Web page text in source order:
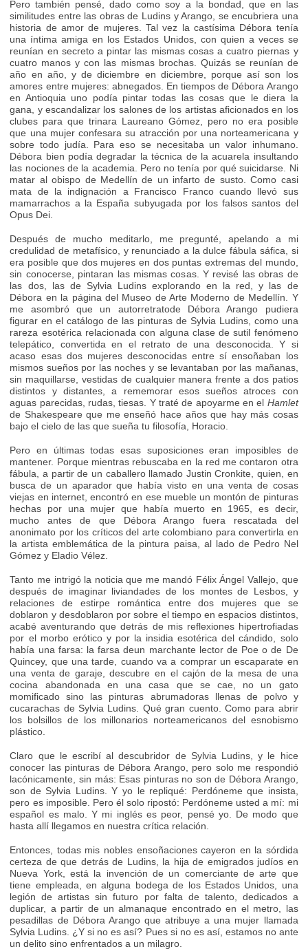
Pero también pensé, dado como soy a la bondad, que en las
similitudes entre las obras de Ludins y Arango, se encubriera una
historia de amor de mujeres. Tal vez la castísima Débora tenía
una íntima amiga en los Estados Unidos, con quien a veces se
reunían en secreto a pintar las mismas cosas a cuatro piernas y
cuatro manos y con las mismas brochas. Quizás se reunían de
año en año, y de diciembre en diciembre, porque así son los
amores entre mujeres: abnegados. En tiempos de Débora Arango
en Antioquia uno podía pintar todas las cosas que le diera la
gana, y escandalizar los salones de los artistas aficionados en los
clubes para que trinara Laureano Gómez, pero no era posible
que una mujer confesara su atracción por una norteamericana y
sobre todo judía. Para eso se necesitaba un valor inhumano.
Débora bien podía degradar la técnica de la acuarela insultando
las nociones de la academia. Pero no tenía por qué suicidarse. Ni
matar al obispo de Medellín de un infarto de susto. Como casi
mata de la indignación a Francisco Franco cuando llevó sus
mamarrachos a la España subyugada por los falsos santos del
Opus Dei.
Después de mucho meditarlo, me pregunté, apelando a mi
credulidad de metafísico, y renunciado a la dulce fábula sáfica, si
era posible que dos mujeres en dos puntas extremas del mundo,
sin conocerse, pintaran las mismas cosas. Y revisé las obras de
las dos, las de Sylvia Ludins explorando en la red, y las de
Débora en la página del Museo de Arte Moderno de Medellín. Y
me asombró que un autorretratode Débora Arango pudiera
figurar en el catálogo de las pinturas de Sylvia Ludins, como una
rareza esotérica relacionada con alguna clase de sutil fenómeno
telepático, convertida en el retrato de una desconocida. Y si
acaso esas dos mujeres desconocidas entre sí ensoñaban los
mismos sueños por las noches y se levantaban por las mañanas,
sin maquillarse, vestidas de cualquier manera frente a dos patios
distintos y distantes, a rememorar esos sueños atroces con
aguas parecidas, rudas, tiesas. Y traté de apoyarme en el Hamlet
de Shakespeare que me enseñó hace años que hay más cosas
bajo el cielo de las que sueña tu filosofía, Horacio.
Pero en últimas todas esas suposiciones eran imposibles de
mantener. Porque mientras rebuscaba en la red me contaron otra
fábula, a partir de un caballero llamado Justin Cronkite, quien, en
busca de un aparador que había visto en una venta de cosas
viejas en internet, encontró en ese mueble un montón de pinturas
hechas por una mujer que había muerto en 1965, es decir,
mucho antes de que Débora Arango fuera rescatada del
anonimato por los críticos del arte colombiano para convertirla en
la artista emblemática de la pintura paisa, al lado de Pedro Nel
Gómez y Eladio Vélez.
Tanto me intrigó la noticia que me mandó Félix Ángel Vallejo, que
después de imaginar liviandades de los montes de Lesbos, y
relaciones de estirpe romántica entre dos mujeres que se
doblaron y desdoblaron por sobre el tiempo en espacios distintos,
acabé aventurando que detrás de mis reflexiones hipertrofiadas
por el morbo erótico y por la insidia esotérica del cándido, solo
había una farsa: la farsa deun marchante lector de Poe o de De
Quincey, que una tarde, cuando va a comprar un escaparate en
una venta de garaje, descubre en el cajón de la mesa de una
cocina abandonada en una casa que se cae, no un gato
momificado sino las pinturas abrumadoras llenas de polvo y
cucarachas de Sylvia Ludins. Qué gran cuento. Como para abrir
los bolsillos de los millonarios norteamericanos del esnobismo
plástico.
Claro que le escribí al descubridor de Sylvia Ludins, y le hice
conocer las pinturas de Débora Arango, pero solo me respondió
lacónicamente, sin más: Esas pinturas no son de Débora Arango,
son de Sylvia Ludins. Y yo le repliqué: Perdóneme que insista,
pero es imposible. Pero él solo ripostó: Perdóneme usted a mí: mi
español es malo. Y mi inglés es peor, pensé yo. De modo que
hasta allí llegamos en nuestra crítica relación.
Entonces, todas mis nobles ensoñaciones cayeron en la sórdida
certeza de que detrás de Ludins, la hija de emigrados judíos en
Nueva York, está la invención de un comerciante de arte que
tiene empleada, en alguna bodega de los Estados Unidos, una
legión de artistas sin futuro por falta de talento, dedicados a
duplicar, a partir de un almanaque encontrado en el metro, las
pesadillas de Débora Arango que atribuye a una mujer llamada
Sylvia Ludins. ¿Y si no es así? Pues si no es así, estamos no ante
un delito sino enfrentados a un milagro.